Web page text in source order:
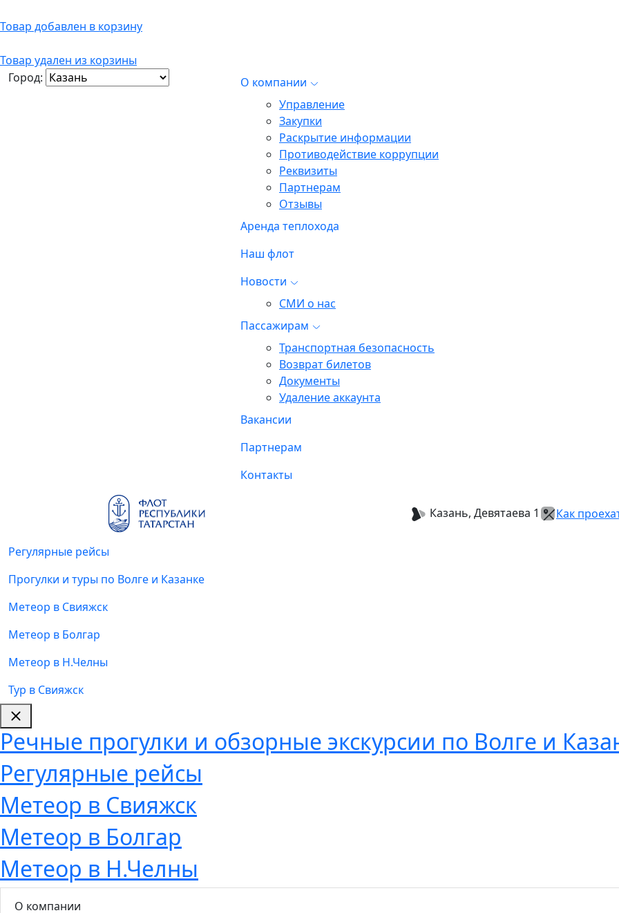
Товар добавлен в корзину
Товар удален из корзины
Город:
О компании
Управление
Закупки
Раскрытие информации
Противодействие коррупции
Реквизиты
Партнерам
Отзывы
Аренда теплохода
Наш флот
Новости
СМИ о нас
Пассажирам
Транспортная безопасность
Возврат билетов
Документы
Удаление аккаунта
Вакансии
Партнерам
Контакты
Казань, Девятаева 1 Как
Регулярные рейсы
Прогулки и туры по Волге и Казанке
Метеор в Свияжск
Метеор в Болгар
Метеор в Н.Челны
Тур в Свияжск
Речные прогулки и обзорные экскурсии по Волге и
Регулярные рейсы
Метеор в Свияжск
Метеор в Болгар
Метеор в Н.Челны
О компании